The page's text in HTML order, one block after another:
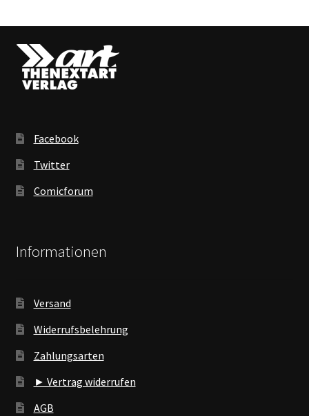
Facebook
Twitter
Comicforum
Informationen
Versand
Widerrufsbelehrung
Zahlungsarten
► Vertrag widerrufen
AGB